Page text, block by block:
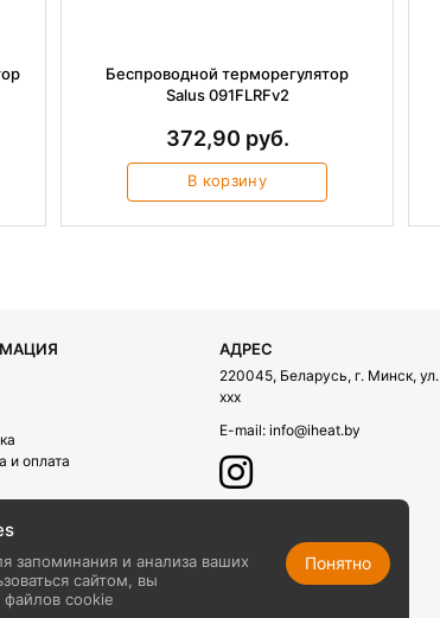
Беспроводной терморегулятор
Salus 091FLRFv2
372,90 руб.
В корзину
и оплата
АДРЕС
220045, Беларусь, г. Минск, ул.
xxx
E-mail: info@iheat.by
запоминания и анализа ваших
сайтом, вы
файлов cookie
Понятно